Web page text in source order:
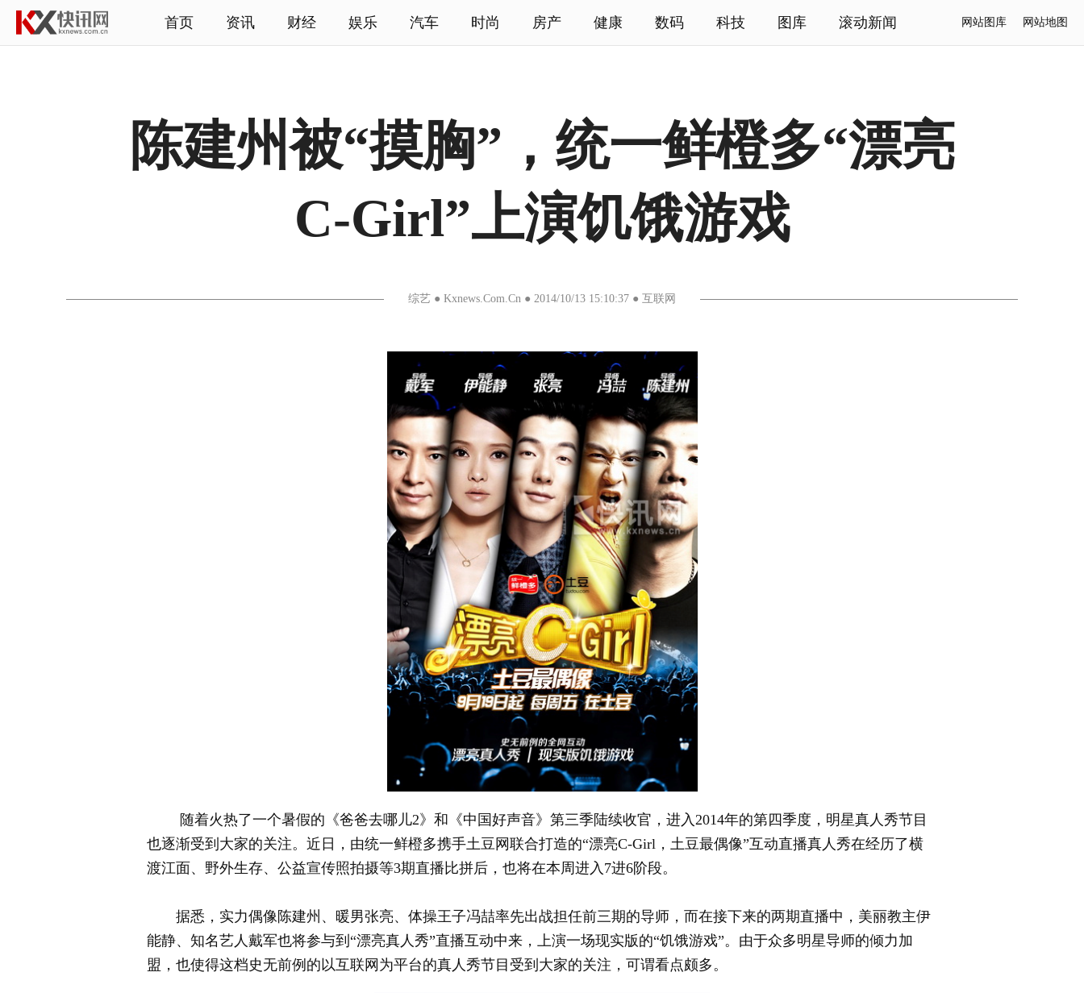
首页 资讯 财经 娱乐 汽车 时尚 房产 健康 数码 科技 图库 滚动新闻 网站图库 网站地图
陈建州被“摸胸”，统一鲜橙多“漂亮
C-Girl”上演饥饿游戏
综艺 ● Kxnews.Com.Cn ● 2014/10/13 15:10:37 ● 互联网
随着火热了一个暑假的《爸爸去哪儿2》和《中国好声音》第三季陆续收官，进入2014年的第四季度，明星真人秀节目
也逐渐受到大家的关注。近日，由统一鲜橙多携手土豆网联合打造的“漂亮C-Girl，土豆最偶像”互动直播真人秀在经历了横
渡江面、野外生存、公益宣传照拍摄等3期直播比拼后，也将在本周进入7进6阶段。
据悉，实力偶像陈建州、暖男张亮、体操王子冯喆率先出战担任前三期的导师，而在接下来的两期直播中，美丽教主伊
能静、知名艺人戴军也将参与到“漂亮真人秀”直播互动中来，上演一场现实版的“饥饿游戏”。由于众多明星导师的倾力加
盟，也使得这档史无前例的以互联网为平台的真人秀节目受到大家的关注，可谓看点颇多。